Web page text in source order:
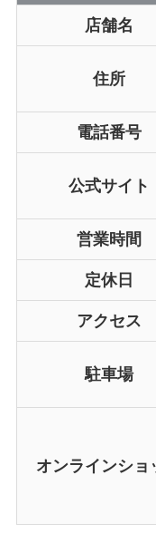
店舗名
住所
電話番号
公式サイト
営業時間
定休日
アクセス
駐車場
オンラインショ